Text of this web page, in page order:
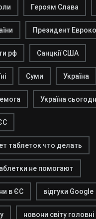
Героям Слава
Президент
рф Санцкії США
Суми Україна
Україна
таблеток что делать
не помогают
в ЄС відгуки Google
новони світу головні